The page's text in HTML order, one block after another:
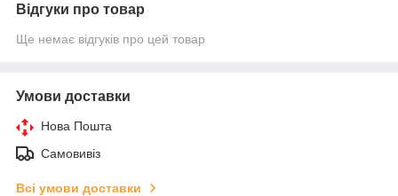
Відгуки про товар
Ще немає відгуків про цей товар
Умови доставки
Нова Пошта
Самовивіз
Всі умови доставки